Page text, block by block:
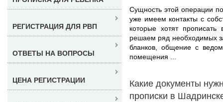
Сущность этой операции
уже имеем контакты с
которые хотят
решаем ряд необходимых
бланков, общение с
помещения ...
Какие документы
прописки в
РЕГИСТРАЦИЯ ДЛЯ РВП
ОТВЕТЫ НА ВОПРОСЫ
ЦЕНА РЕГИСТРАЦИИ